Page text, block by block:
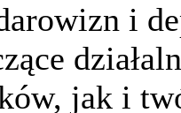
i
jak i